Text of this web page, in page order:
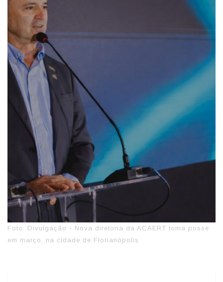
Foto: Divulgação - Nova diretoria da ACAERT toma posse
em março, na cidade de Florianópolis